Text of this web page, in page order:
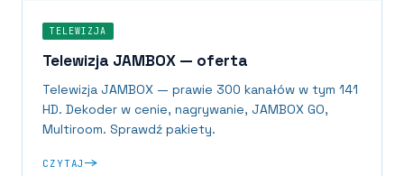
TELEWIZJA
Telewizja JAMBOX — oferta
Telewizja JAMBOX — prawie 300 kanałów w tym 141
HD. Dekoder w cenie, nagrywanie, JAMBOX GO,
Multiroom. Sprawdź pakiety.
CZYTAJ